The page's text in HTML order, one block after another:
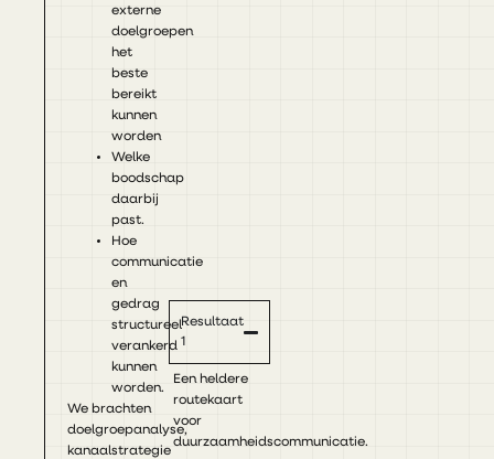
externe
doelgroepen
het
beste
bereikt
kunnen
worden
Welke
boodschap
daarbij
past.
Hoe
communicatie
en
gedrag
structureel
verankerd
kunnen
worden.
We brachten
doelgroepanalyse,
kanaalstrategie
Resultaat
1
Een heldere
routekaart
voor
duurzaamheidscommunicatie.